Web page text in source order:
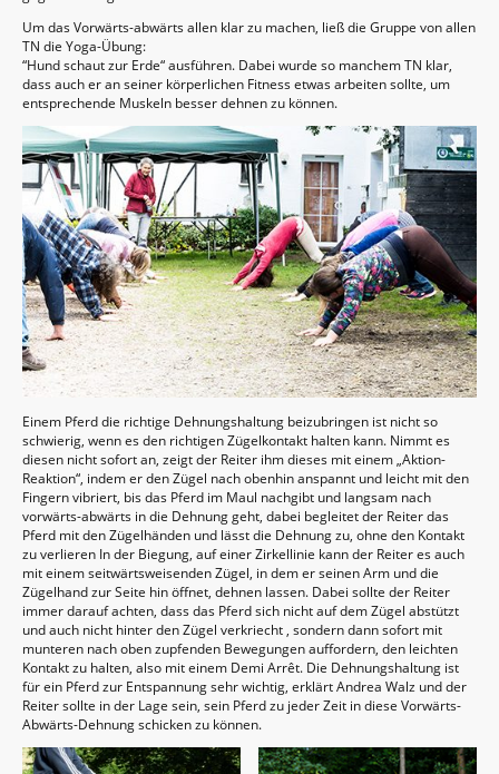
Um das Vorwärts-abwärts allen klar zu machen, ließ die Gruppe von allen
TN die Yoga-Übung:
“Hund schaut zur Erde“ ausführen. Dabei wurde so manchem TN klar,
dass auch er an seiner körperlichen Fitness etwas arbeiten sollte, um
entsprechende Muskeln besser dehnen zu können.
Einem Pferd die richtige Dehnungshaltung beizubringen ist nicht so
schwierig, wenn es den richtigen Zügelkontakt halten kann. Nimmt es
diesen nicht sofort an, zeigt der Reiter ihm dieses mit einem „Aktion-
Reaktion“, indem er den Zügel nach obenhin anspannt und leicht mit den
Fingern vibriert, bis das Pferd im Maul nachgibt und langsam nach
vorwärts-abwärts in die Dehnung geht, dabei begleitet der Reiter das
Pferd mit den Zügelhänden und lässt die Dehnung zu, ohne den Kontakt
zu verlieren In der Biegung, auf einer Zirkellinie kann der Reiter es auch
mit einem seitwärtsweisenden Zügel, in dem er seinen Arm und die
Zügelhand zur Seite hin öffnet, dehnen lassen. Dabei sollte der Reiter
immer darauf achten, dass das Pferd sich nicht auf dem Zügel abstützt
und auch nicht hinter den Zügel verkriecht , sondern dann sofort mit
munteren nach oben zupfenden Bewegungen auffordern, den leichten
Kontakt zu halten, also mit einem Demi Arrêt. Die Dehnungshaltung ist
für ein Pferd zur Entspannung sehr wichtig, erklärt Andrea Walz und der
Reiter sollte in der Lage sein, sein Pferd zu jeder Zeit in diese Vorwärts-
Abwärts-Dehnung schicken zu können.